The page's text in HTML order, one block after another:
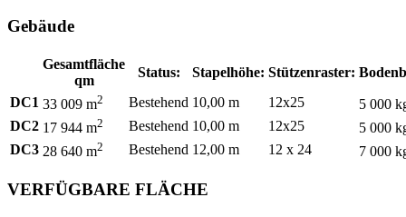
Gebäude
Gesamtfläche
qm
Status: Stapelhöhe: Stützenraster:
DC1 33 009 m2 Bestehend 10,00 m 12x25
5 000
DC2 17 944 m2 Bestehend 10,00 m 12x25
5 000
DC3 28 640 m2 Bestehend 12,00 m 12 x 24 7 000
VERFÜGBARE FLÄCHE